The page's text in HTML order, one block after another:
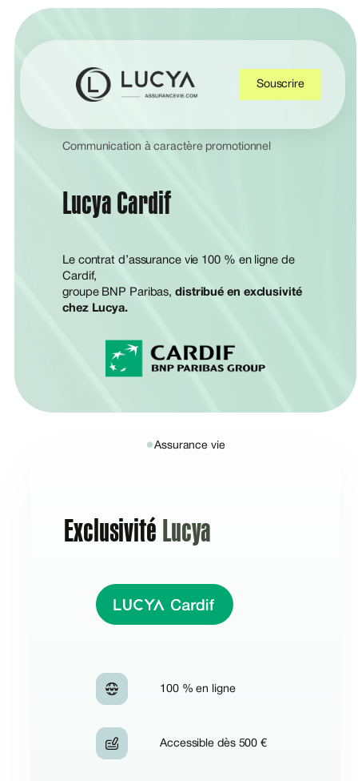
Souscrire
Communication à caractère promotionnel
Lucya Cardif
Le contrat d’assurance vie 100 % en ligne de
Cardif,
groupe BNP Paribas, distribué en exclusivité
chez Lucya.
●Assurance vie
Exclusivité Lucya
100 % en ligne
Accessible dès 500 €